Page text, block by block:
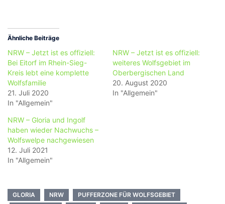
Ähnliche Beiträge
NRW – Jetzt ist es offiziell:
Bei Eitorf im Rhein-Sieg-
Kreis lebt eine komplette
Wolfsfamilie
21. Juli 2020
In "Allgemein"
NRW – Jetzt ist es offiziell:
weiteres Wolfsgebiet im
Oberbergischen Land
20. August 2020
In "Allgemein"
NRW – Gloria und Ingolf
haben wieder Nachwuchs –
Wolfswelpe nachgewiesen
12. Juli 2021
In "Allgemein"
GLORIA NRW
PUFFERZONE FÜR WOLFSGEBIET